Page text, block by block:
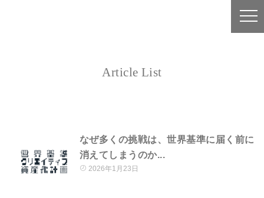
Article List
なぜ多くの挑戦は、世界基準に届く前に
消えてしまうのか...
2026年1月23日